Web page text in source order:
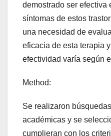
demostrado ser efectiva
síntomas de estos
una necesidad de
eficacia de esta terapia
efectividad varía según
Method:
Se realizaron
académicas y se
cumplieran con los